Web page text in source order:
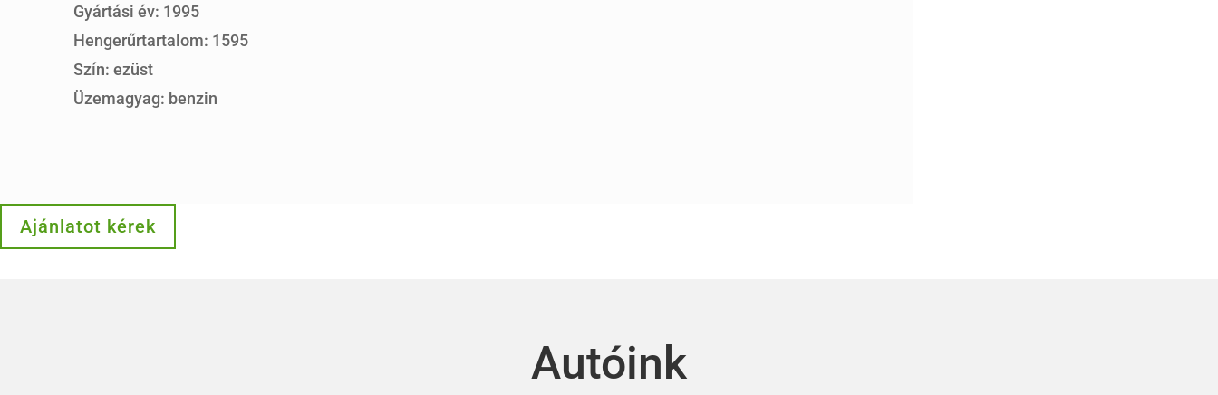
Gyártási év: 1995
Hengerűrtartalom: 1595
Szín: ezüst
Üzemagyag: benzin
Ajánlatot kérek
Autóink